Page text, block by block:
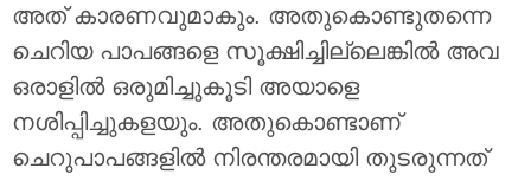
അത് കാരണവുമാകും. അതുകൊണ്ടുതന്നെ
ചെറിയ പാപങ്ങളെ സൂക്ഷിച്ചില്ലെങ്കില്‍ അവ
ഒരാളില്‍ ഒരുമിച്ചുകൂടി അയാളെ
നശിപ്പിച്ചുകളയും. അതുകൊണ്ടാണ്
ചെറുപാപങ്ങളില്‍ നിരന്തരമായി തുടരുന്നത്